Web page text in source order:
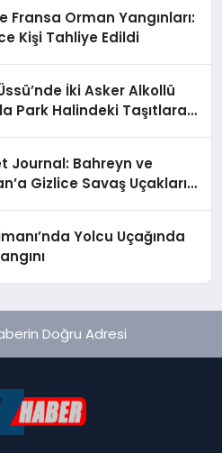
Fransa Orman Yangınları:
Kişi Tahliye Edildi
İki Asker Alkollü
Park Halindeki Taşıtlara
Journal: Bahreyn ve
Gizlice Savaş Uçakları
Yolcu Uçağında
Doğru Adresi